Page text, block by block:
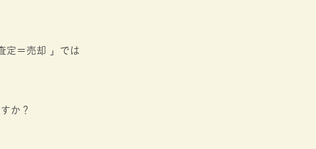
定＝売却 」では
か？